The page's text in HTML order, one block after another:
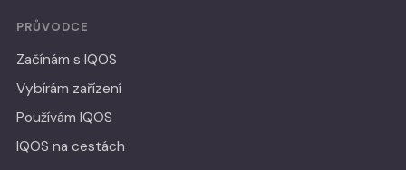
PRŮVODCE
Začínám s IQOS
Vybírám zařízení
Používám IQOS
IQOS na cestách